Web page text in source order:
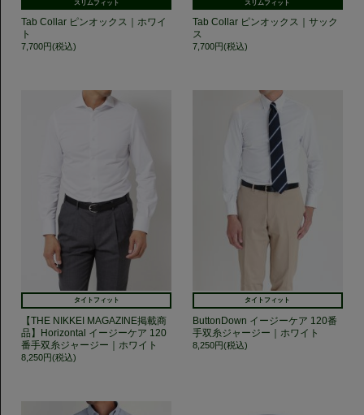
スリムフィット
Tab Collar ピンオックス｜ホワイ
ト
7,700円(税込)
スリムフィット
Tab Collar ピンオックス｜サック
ス
7,700円(税込)
タイトフィット
【THE NIKKEI MAGAZINE掲載商
品】Horizontal イージーケア 120
番手双糸ジャージー｜ホワイト
8,250円(税込)
タイトフィット
ButtonDown イージーケア 120番
手双糸ジャージー｜ホワイト
8,250円(税込)